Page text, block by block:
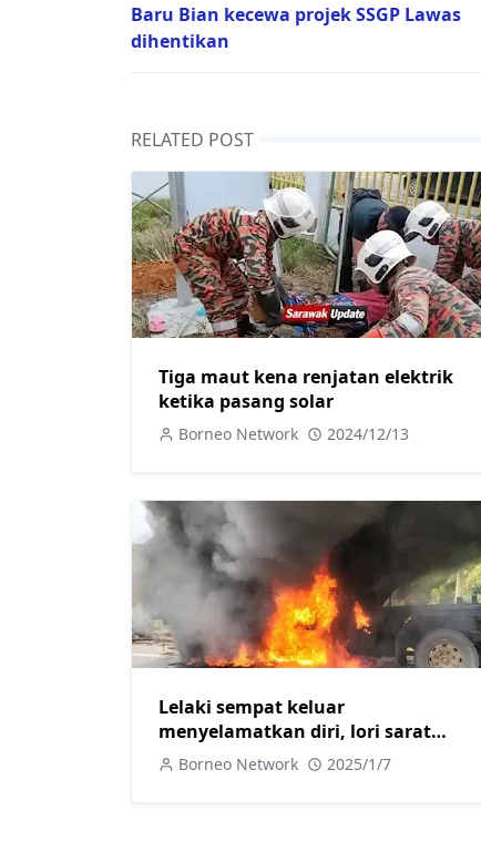
Baru Bian kecewa projek SSGP Lawas
dihentikan
RELATED POST
Tiga maut kena renjatan elektrik
ketika pasang solar
Borneo Network 2024/12/13
Lelaki sempat keluar
menyelamatkan diri, lori sarat
muatan sawit yang dipandu tiba-tiba
terbakar
Borneo Network 2025/1/7